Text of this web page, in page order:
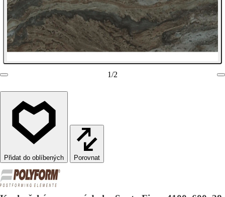
1/2
Porovnat